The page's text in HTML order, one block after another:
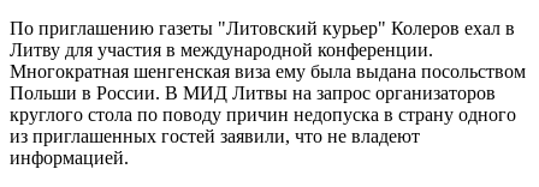
По приглашению газеты "Литовский курьер" Колеров ехал в
Литву для участия в международной конференции.
Многократная шенгенская виза ему была выдана посольством
Польши в России. В МИД Литвы на запрос организаторов
круглого стола по поводу причин недопуска в страну одного
из приглашенных гостей заявили, что не владеют
информацией.